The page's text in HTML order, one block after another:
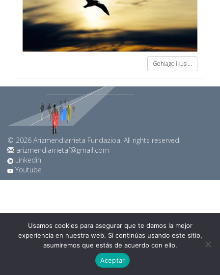
Gehiago ikusi...
© 2026 Arizmendiarrieta Fundazioa. All rights reserved.
arizmendiarrietaf@gmail.com
Linkedin
Youtube
Usamos cookies para asegurar que te damos la mejor
experiencia en nuestra web. Si continúas usando este sitio,
asumiremos que estás de acuerdo con ello.
Aceptar